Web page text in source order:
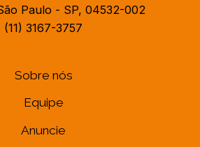
Paulo - SP, 04532-002
(11) 3167-3757
Sobre nós
Equipe
Anuncie